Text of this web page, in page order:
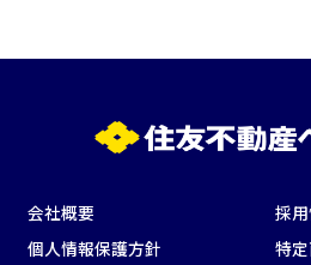
会社概要
採
個人情報保護方針
特
この条件
選択している条件を